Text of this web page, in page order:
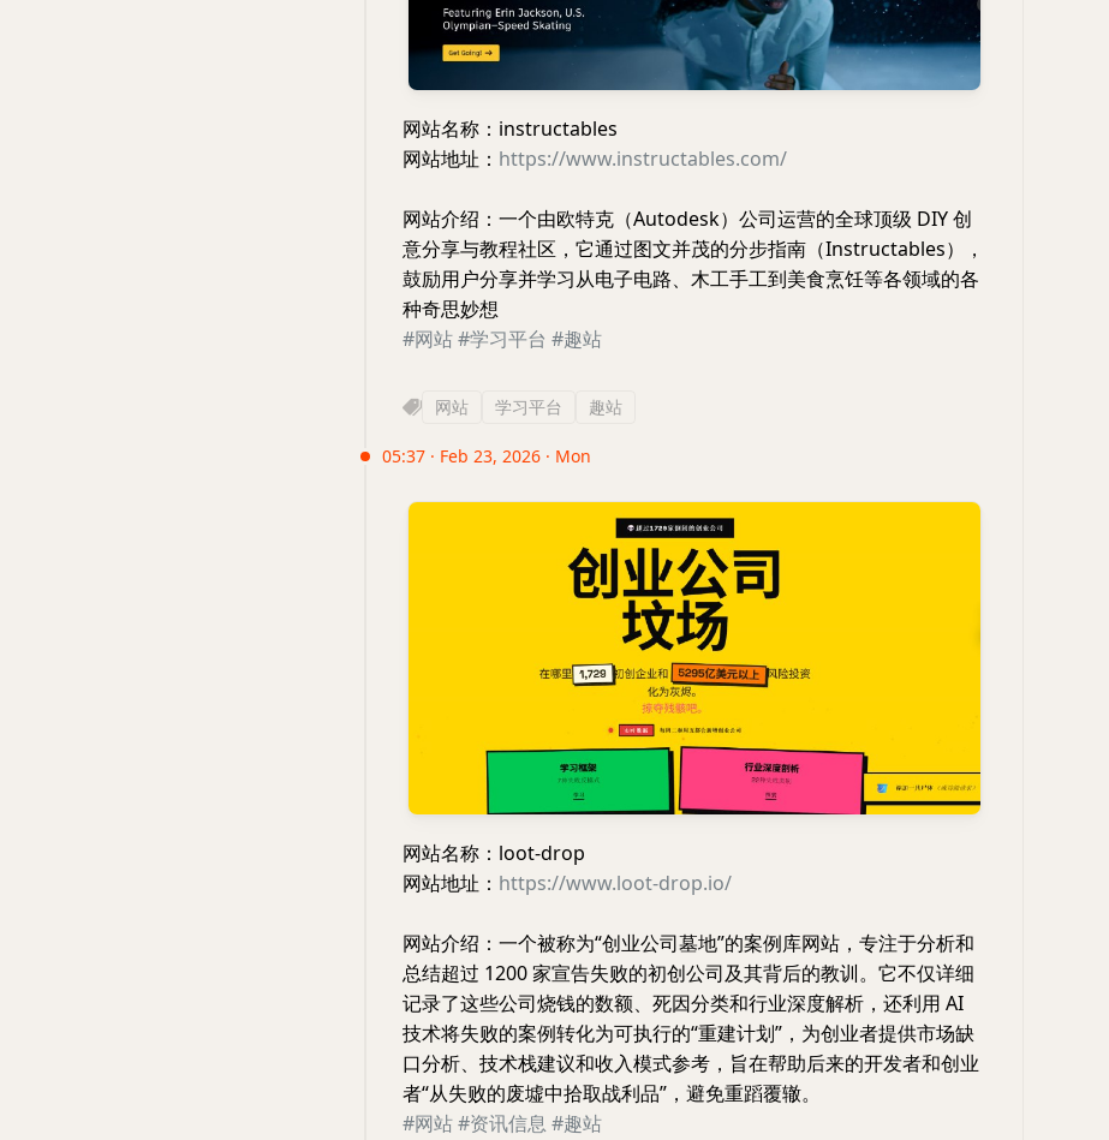
网站名称：instructables
网站地址： https://www.instructables.com/
网站介绍：一个由欧特克（Autodesk）公司运营的全球顶级 DIY 创
意分享与教程社区，它通过图文并茂的分步指南（Instructables），
鼓励用户分享并学习从电子电路、木工手工到美食烹饪等各领域的各
种奇思妙想
#网站#学习平台 #趣站
网站 学习平台 趣站
05:37 · Feb 23, 2026 · Mon
网站名称：loot-drop
网站地址： https://www.loot-drop.io/
网站介绍：一个被称为“创业公司墓地”的案例库网站，专注于分析和
总结超过 1200 家宣告失败的初创公司及其背后的教训。它不仅详细
记录了这些公司烧钱的数额、死因分类和行业深度解析，还利用 AI
技术将失败的案例转化为可执行的“重建计划”，为创业者提供市场缺
口分析、技术栈建议和收入模式参考，旨在帮助后来的开发者和创业
者“从失败的废墟中拾取战利品”，避免重蹈覆辙。
#网站#资讯信息 #趣站